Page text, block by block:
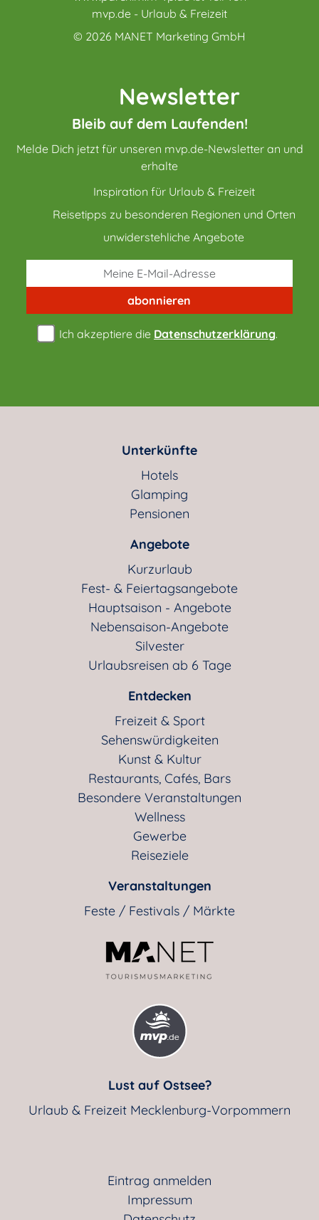
mvp.de - Urlaub & Freizeit
© 2026 MANET Marketing GmbH
Newsletter
Bleib auf dem Laufenden!
Melde Dich jetzt für unseren mvp.de-Newsletter an und
erhalte
Inspiration für Urlaub & Freizeit
Reisetipps zu besonderen Regionen und Orten
unwiderstehliche Angebote
abonnieren
Ich akzeptiere die Datenschutzerklärung.
Unterkünfte
Hotels
Glamping
Pensionen
Angebote
Kurzurlaub
Fest- & Feiertagsangebote
Hauptsaison - Angebote
Nebensaison-Angebote
Silvester
Urlaubsreisen ab 6 Tage
Entdecken
Freizeit & Sport
Sehenswürdigkeiten
Kunst & Kultur
Restaurants, Cafés, Bars
Besondere Veranstaltungen
Wellness
Gewerbe
Reiseziele
Veranstaltungen
Feste / Festivals / Märkte
Lust auf Ostsee?
Urlaub & Freizeit Mecklenburg-Vorpommern
Eintrag anmelden
Impressum